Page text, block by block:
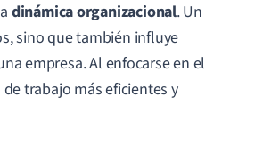
dinámica organizacional. Un
sino que también influye
empresa. Al enfocarse en el
trabajo más eficientes y